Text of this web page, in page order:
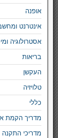
אופנה
אינטרנט
אסטרולוגיה
בריאות
העקשן
טלויזיה
כללי
מדריך הקמת
מדריכי התקנה